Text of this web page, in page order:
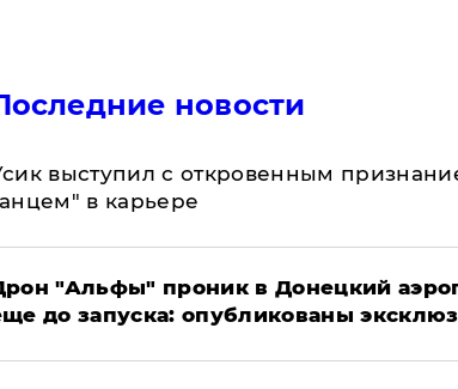
новости
выступил с откровенным
в карьере
"Альфы" проник в Донецкий
до запуска: опубликованы